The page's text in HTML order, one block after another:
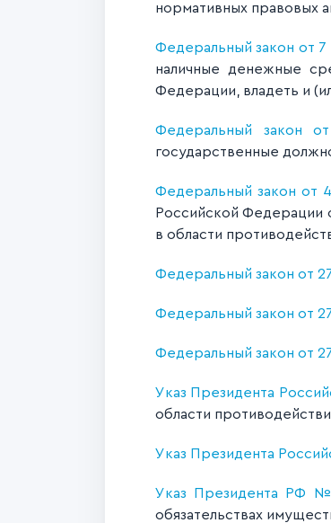
нормативных правовых
Федеральный закон от
наличные денежные
Федерации, владеть и
Федеральный закон
государственные
Федеральный закон от
Российской Федерации
в области
Федеральный закон от
Федеральный закон от
Федеральный закон от
Указ Президента
области
Указ Президента
Указ Президента РФ
обязательствах